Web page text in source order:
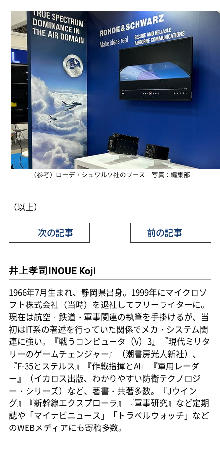
（参考）ローデ・シュワルツ社のブース 写真：編集部
（以上）
前の記事
次の記事
井上孝司INOUE Koji
1966年7月生まれ、静岡県出身。1999年にマイクロソ
フト株式会社（当時）を退社してフリーライターに。
現在は航空・鉄道・軍事関連の執筆を手掛けるが、当
初はIT系の著述を行っていた関係でメカ・システム関
連に強い。『戦うコンピュータ（V）3』『現代ミリタ
リーのゲームチェンジャー』（潮書房光人新社）、
『F-35とステルス』『作戦指揮とAI』『軍用レーダ
ー』（イカロス出版、わかりやすい防衛テクノロジ
ー・シリーズ）など、著書・共著多数。『Jウイン
グ』『新幹線エクスプローラ』『軍事研究』など定期
誌や「マイナビニュース」「トラベルウォッチ」など
のWEBメディアにも寄稿多数。